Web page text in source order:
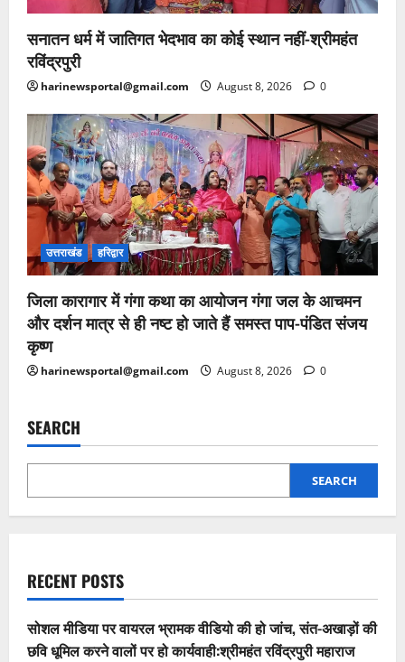
सनातन धर्म में जातिगत भेदभाव का कोई स्थान नहीं-श्रीमहंत
रविंद्रपुरी
harinewsportal@gmail.com August 8, 2026 0
उत्तराखंड हरिद्वार
जिला कारागार में गंगा कथा का आयोजन गंगा जल के आचमन
और दर्शन मात्र से ही नष्ट हो जाते हैं समस्त पाप-पंडित संजय
कृष्ण
harinewsportal@gmail.com August 8, 2026 0
SEARCH
SEARCH
RECENT POSTS
सोशल मीडिया पर वायरल भ्रामक वीडियो की हो जांच, संत-अखाड़ों की
छवि धूमिल करने वालों पर हो कार्यवाही:श्रीमहंत रविंद्रपुरी महाराज